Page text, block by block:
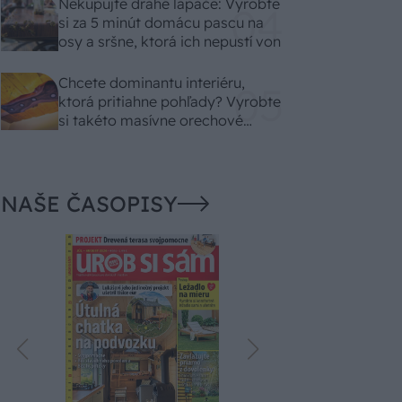
si za 5 minút domácu pascu na
osy a sršne, ktorá ich nepustí von
Chcete dominantu interiéru,
ktorá pritiahne pohľady? Vyrobte
si takéto masívne orechové
NAŠE ČASOPISY